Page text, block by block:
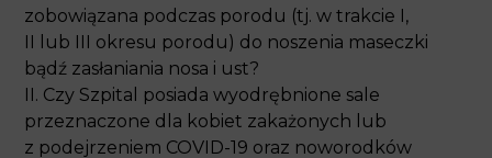
III okresu porodu) do noszenia maseczki bądź
zasłaniania nosa i ust?
II. Czy Szpital posiada wyodrębnione sale
przeznaczone dla kobiet zakażonych lub
z podejrzeniem COVID-19 oraz noworodków
przez nie urodzonych?